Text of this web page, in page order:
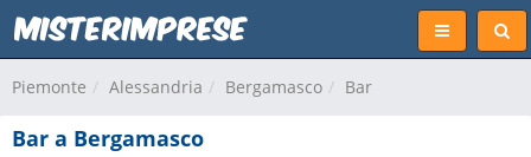
Piemonte Alessandria Bergamasco Bar
Bar a Bergamasco